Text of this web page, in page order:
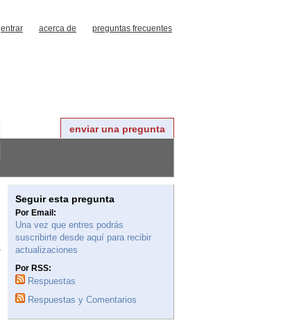
entrar acerca de preguntas frecuentes
enviar una pregunta
Seguir esta pregunta
Por Email:
Una vez que entres podrás
suscribirte desde aquí para recibir
actualizaciones
Por RSS:
Respuestas
Respuestas y Comentarios